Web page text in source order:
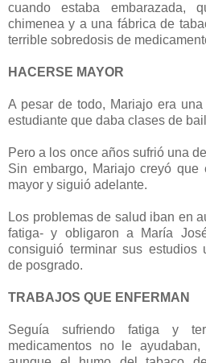
cuando estaba embarazada,
chimenea y a una fábrica de
terrible sobredosis de
HACERSE MAYOR
A pesar de todo, Mariajo era
estudiante que daba clases de
Pero a los once años sufrió una
Sin embargo, Mariajo creyó que
mayor y siguió adelante.
Los problemas de salud iban en
fatiga- y obligaron a María
consiguió terminar sus estudios
de posgrado.
TRABAJOS QUE ENFERMAN
Seguía sufriendo fatiga y
medicamentos no le